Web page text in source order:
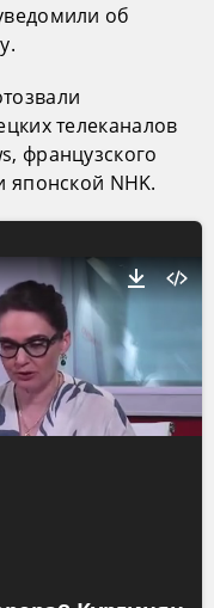
об
телеканалов
французского
японской NHK.